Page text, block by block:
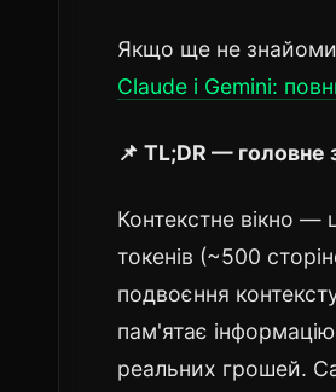
Якщо ще не
Claude і Gemini:
📌 TL;DR — головне
Контекстне вікно
токенів (~500
подвоєння
пам'ятає
реальних грошей.